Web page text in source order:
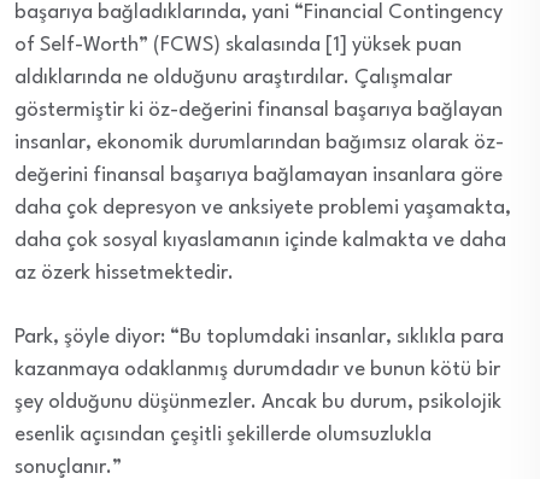
başarıya bağladıklarında, yani “Financial Contingency
of Self-Worth” (FCWS) skalasında [1] yüksek puan
aldıklarında ne olduğunu araştırdılar. Çalışmalar
göstermiştir ki öz-değerini finansal başarıya bağlayan
insanlar, ekonomik durumlarından bağımsız olarak öz-
değerini finansal başarıya bağlamayan insanlara göre
daha çok depresyon ve anksiyete problemi yaşamakta,
daha çok sosyal kıyaslamanın içinde kalmakta ve daha
az özerk hissetmektedir.
Park, şöyle diyor: “Bu toplumdaki insanlar, sıklıkla para
kazanmaya odaklanmış durumdadır ve bunun kötü bir
şey olduğunu düşünmezler. Ancak bu durum, psikolojik
esenlik açısından çeşitli şekillerde olumsuzlukla
sonuçlanır.”